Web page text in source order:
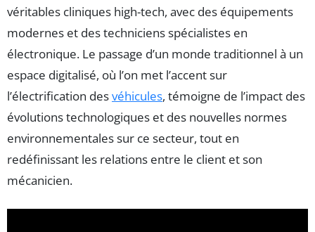
véritables cliniques high-tech, avec des équipements
modernes et des techniciens spécialistes en
électronique. Le passage d’un monde traditionnel à un
espace digitalisé, où l’on met l’accent sur
l’électrification desvéhicules, témoigne de l’impact des
évolutions technologiques et des nouvelles normes
environnementales sur ce secteur, tout en
redéfinissant les relations entre le client et son
mécanicien.